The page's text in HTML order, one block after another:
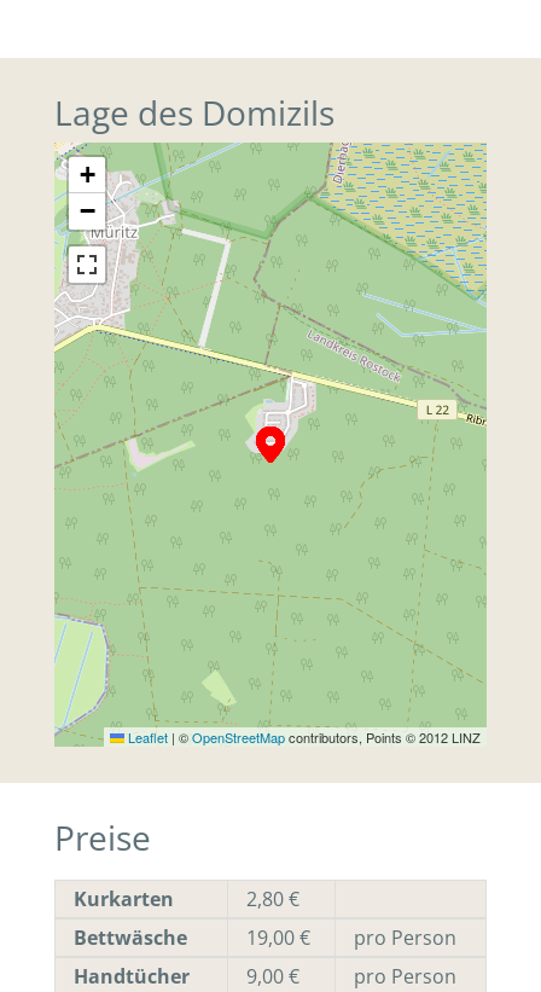
Lage des Domizils
+
−
Leaflet | ©OpenStreetMapcontributors, Points © 2012 LINZ
Preise
Kurkarten
2,80 €
Bettwäsche
19,00 €
pro Person
Handtücher
9,00 €
pro Person